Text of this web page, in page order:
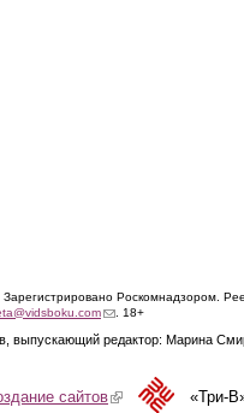
Роскомнадзором.
(link sends e-mail)
. 18+
выпускающий редактор: Марина
сайтов(link is external)
«Три-